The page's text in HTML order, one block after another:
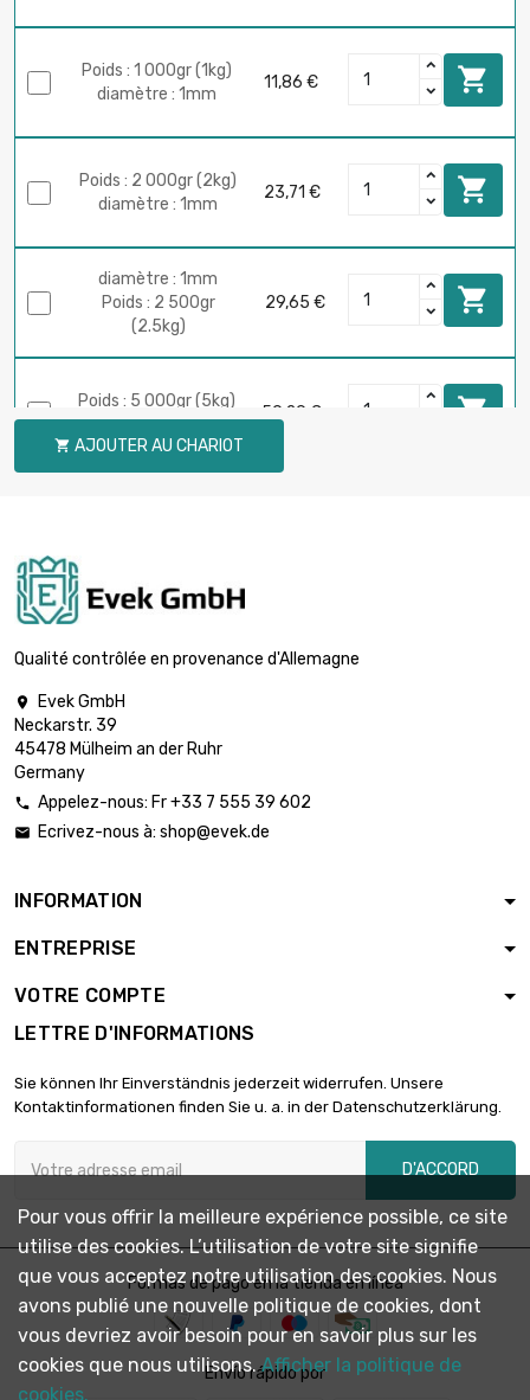
Poids : 1 000gr (1kg)
diamètre : 1mm
11,86 € 
Poids : 2 000gr (2kg)
diamètre : 1mm
23,71 € 
diamètre : 1mm
Poids : 2 500gr
(2.5kg)
29,65 € 
Poids : 5 000gr (5kg)
diamètre : 1mm
59,29 € 
Poids : 250gr (0.25kg)
Poids : 500gr (0.5kg)
diamètre : 0.8mm
Poids : 1 000gr (1kg)
Poids : 2 000gr (2kg)
Poids : 2 500gr
(2.5kg)
29,65 €
Poids : 5 000gr (5kg)

 AJOUTER AU CHARIOT
Qualité contrôlée en provenance d'Allemagne

Evek GmbH
Neckarstr. 39
45478 Mülheim an der Ruhr
Germany
 Appelez-nous: Fr +33 7 555 39 602
 Ecrivez-nous à: shop@evek.de
INFORMATION
ENTREPRISE
VOTRE COMPTE
LETTRE D'INFORMATIONS
Sie können Ihr Einverständnis jederzeit widerrufen. Unsere
Kontaktinformationen finden Sie u. a. in der Datenschutzerklärung.
D'ACCORD
Formas de pago en la tienda en línea
Envío rápido por
Pour vous offrir la meilleure expérience possible, ce site
utilise des cookies. L’utilisation de votre site signifie
que vous acceptez notre utilisation des cookies. Nous
avons publié une nouvelle politique de cookies, dont
vous devriez avoir besoin pour en savoir plus sur les
cookies que nous utilisons.Afficher la politique de
cookies.